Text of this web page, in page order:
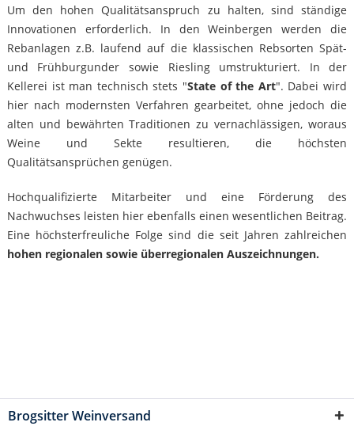
Um den hohen Qualitätsanspruch zu halten, sind ständige
Innovationen erforderlich. In den Weinbergen werden die
Rebanlagen z.B. laufend auf die klassischen Rebsorten Spät-
und Frühburgunder sowie Riesling umstrukturiert. In der
Kellerei ist man technisch stets "State of the Art". Dabei wird
hier nach modernsten Verfahren gearbeitet, ohne jedoch die
alten und bewährten Traditionen zu vernachlässigen, woraus
Weine und Sekte resultieren, die höchsten
Qualitätsansprüchen genügen.
Hochqualifizierte Mitarbeiter und eine Förderung des
Nachwuchses leisten hier ebenfalls einen wesentlichen Beitrag.
Eine höchsterfreuliche Folge sind die seit Jahren zahlreichen
hohen regionalen sowie überregionalen Auszeichnungen.
Brogsitter Weinversand